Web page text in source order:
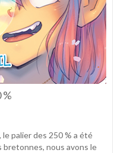
%
palier des 250 % a été
nous avons le